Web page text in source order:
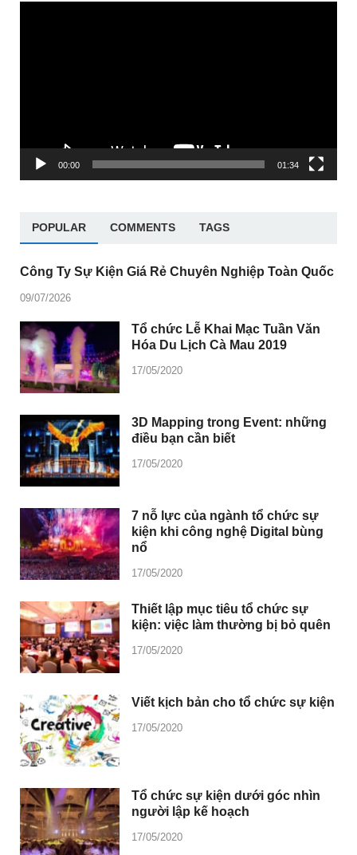
00:00 01:34
POPULAR COMMENTS TAGS
Công Ty Sự Kiện Giá Rẻ Chuyên Nghiệp Toàn Quốc
09/07/2026
Tổ chức Lễ Khai Mạc Tuần Văn
Hóa Du Lịch Cà Mau 2019
17/05/2020
3D Mapping trong Event: những
điều bạn cần biết
17/05/2020
7 nỗ lực của ngành tổ chức sự
kiện khi công nghệ Digital bùng
nổ
17/05/2020
Thiết lập mục tiêu tổ chức sự
kiện: việc làm thường bị bỏ quên
17/05/2020
Viết kịch bản cho tổ chức sự kiện
17/05/2020
Tổ chức sự kiện dưới góc nhìn
người lập kế hoạch
17/05/2020